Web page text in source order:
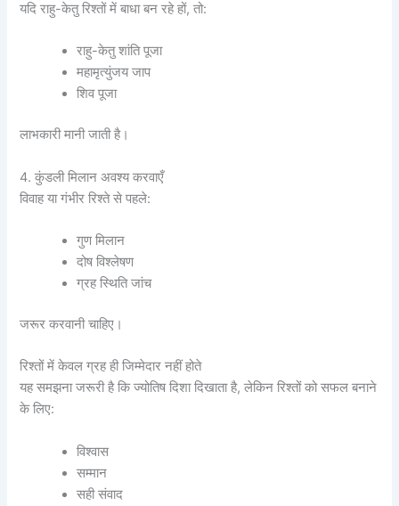
यदि राहु-केतु रिश्तों में बाधा बन रहे हों, तो:
राहु-केतु शांति पूजा
महामृत्युंजय जाप
शिव पूजा
लाभकारी मानी जाती है।
4. कुंडली मिलान अवश्य करवाएँ
विवाह या गंभीर रिश्ते से पहले:
गुण मिलान
दोष विश्लेषण
ग्रह स्थिति जांच
जरूर करवानी चाहिए।
रिश्तों में केवल ग्रह ही जिम्मेदार नहीं होते
यह समझना जरूरी है कि ज्योतिष दिशा दिखाता है, लेकिन रिश्तों को सफल बनाने
के लिए:
विश्वास
सम्मान
सही संवाद